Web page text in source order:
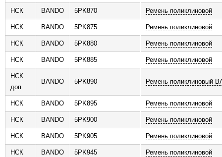
НСК BANDO 5PK870 Ремень поликлиновой
НСК BANDO 5PK875 Ремень поликлиновой
НСК BANDO 5PK880 Ремень поликлиновой
НСК BANDO 5PK885 Ремень поликлиновой
НСК
доп
BANDO 5PK890 Ремень поликлиновый
НСК BANDO 5PK895 Ремень поликлиновой
НСК BANDO 5PK900 Ремень поликлиновой
НСК BANDO 5PK905 Ремень поликлиновой
НСК BANDO 5PK945 Ремень поликлиновой